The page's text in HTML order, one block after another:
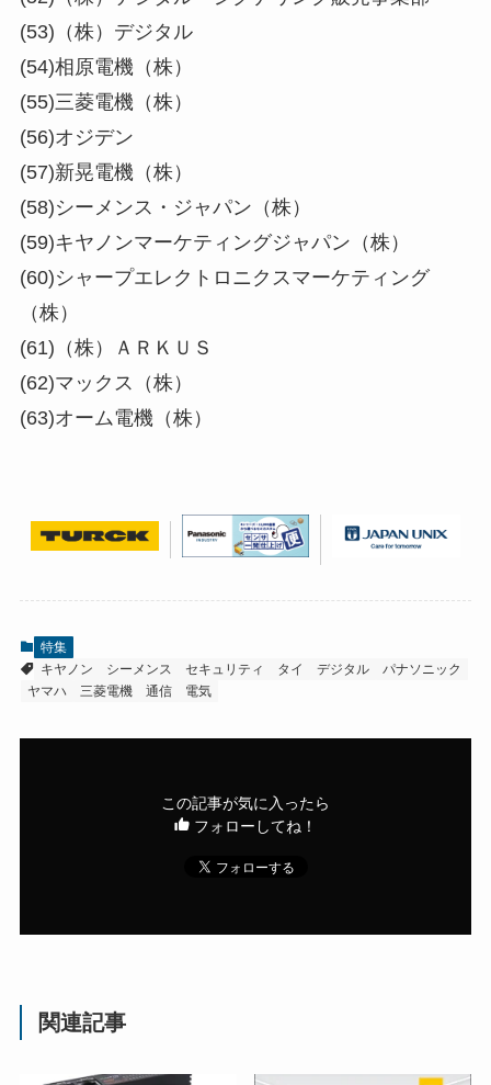
(53)（株）デジタル
(54)相原電機（株）
(55)三菱電機（株）
(56)オジデン
(57)新晃電機（株）
(58)シーメンス・ジャパン（株）
(59)キヤノンマーケティングジャパン（株）
(60)シャープエレクトロニクスマーケティング
（株）
(61)（株）ＡＲＫＵＳ
(62)マックス（株）
(63)オーム電機（株）
特集
キヤノン
シーメンス セキュリティ タイ デジタル
パナソニック
ヤマハ
三菱電機 通信 電気
この記事が気に入ったら
フォローしてね！
関連記事